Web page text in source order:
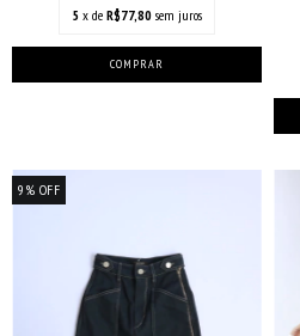
5 x de R$77,80 sem juros
9 % OFF